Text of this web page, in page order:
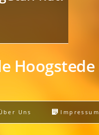
Hoogstede
Uns Impressum